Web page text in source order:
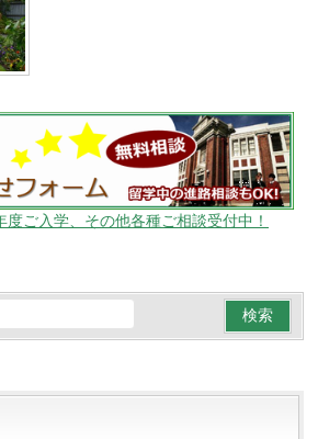
ご入学、その他各種ご相談受付中！